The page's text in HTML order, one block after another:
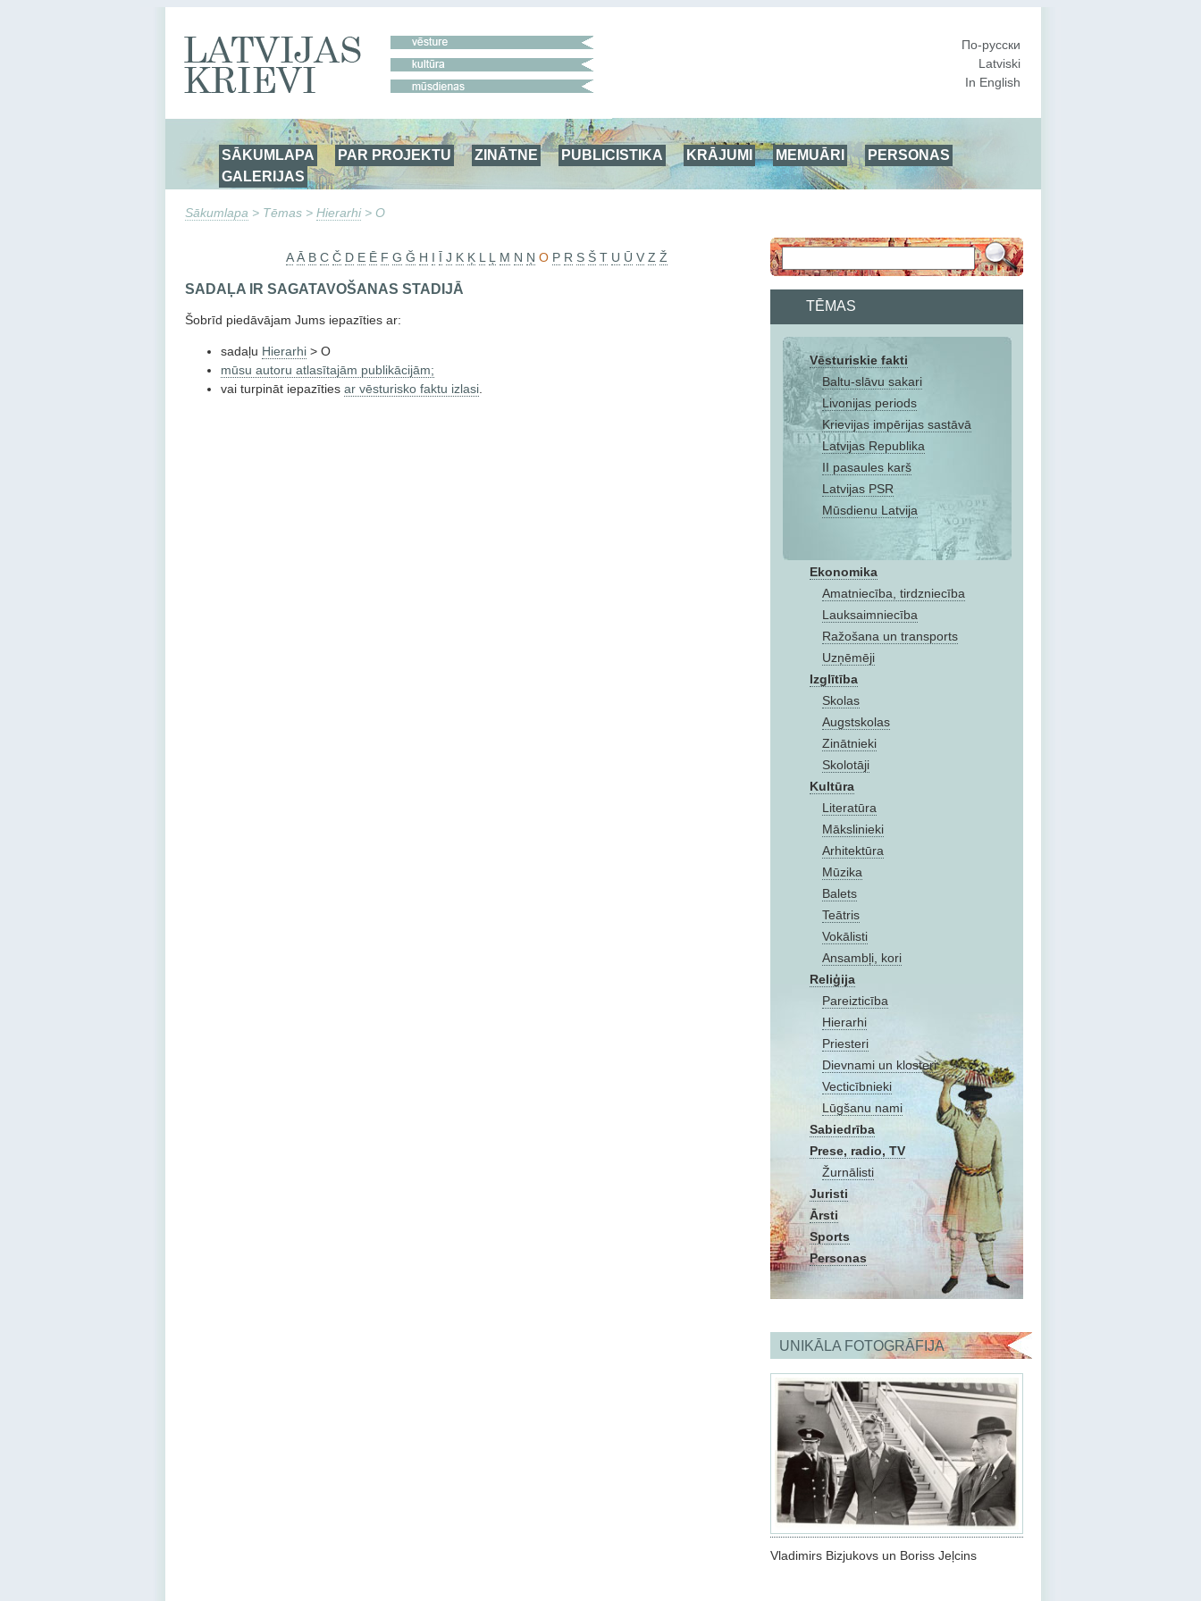
По-русски
Latviski
In English
SĀKUMLAPA PAR PROJEKTU ZINĀTNE PUBLICISTIKA KRĀJUMI MEMUĀRI
PERSONAS
GALERIJAS
Sākumlapa > Tēmas > Hierarhi> O
TĒMAS
Vēsturiskie fakti
Baltu-slāvu sakari
Livonijas periods
Krievijas impērijas sastāvā
Latvijas Republika
II pasaules karš
Latvijas PSR
Mūsdienu Latvija
Ekonomika
Amatniecība, tirdzniecība
Lauksaimniecība
Ražošana un transports
Uzņēmēji
Izglītība
Skolas
Augstskolas
Zinātnieki
Skolotāji
Kultūra
Literatūra
Mākslinieki
Arhitektūra
Mūzika
Balets
Teātris
Vokālisti
Ansambļi, kori
Reliģija
Pareizticība
Hierarhi
Priesteri
Dievnami un klosteri
Vecticībnieki
Lūgšanu nami
Sabiedrība
Prese, radio, TV
Žurnālisti
Juristi
Ārsti
Sports
Personas
UNIKĀLA FOTOGRĀFIJA
Vladimirs Bizjukovs un Boriss Jeļcins
A Ā B C Č D E Ē F G Ğ H I Ī J K Ķ L Ļ M N Ņ O P R S Š T U Ū V Z Ž
SADAĻA IR SAGATAVOŠANAS STADIJĀ
Šobrīd piedāvājam Jums iepazīties ar:
sadaļu Hierarhi > O
mūsu autoru atlasītajām publikācijām;
vai turpināt iepazīties ar vēsturisko faktu izlasi